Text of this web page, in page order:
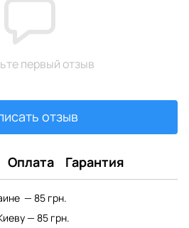
первый отзыв
отзыв
Оплата Гарантия
— 85 грн.
— 85 грн.